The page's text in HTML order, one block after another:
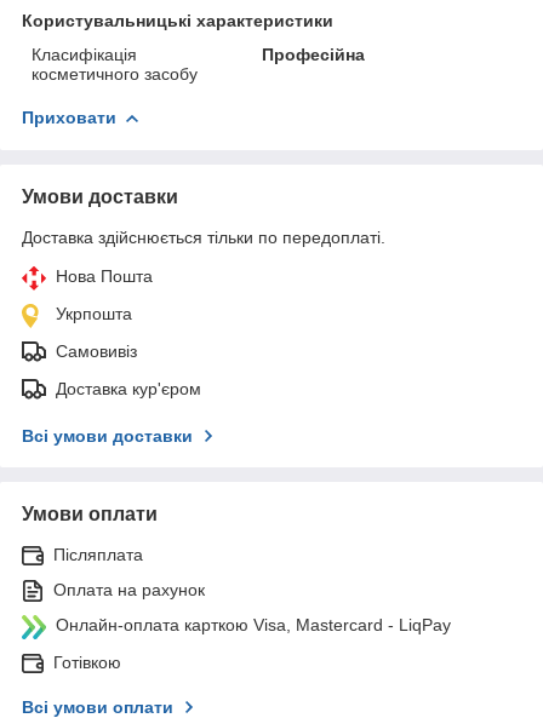
Користувальницькі характеристики
Класифікація
косметичного засобу
Професійна
Приховати
Умови доставки
Доставка здійснюється тільки по передоплаті.
Нова Пошта
Укрпошта
Самовивіз
Доставка кур'єром
Всі умови доставки
Умови оплати
Післяплата
Оплата на рахунок
Онлайн-оплата карткою Visa, Mastercard - LiqPay
Готівкою
Всі умови оплати